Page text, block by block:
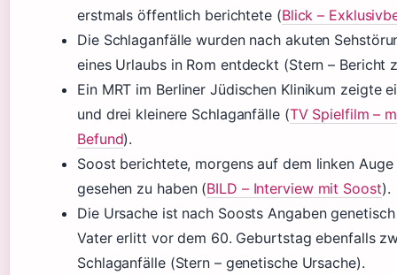
erstmals öffentlich berichtete (Blick –
Die Schlaganfälle wurden nach akuten
eines Urlaubs in Rom entdeckt (Stern – Bericht
Ein MRT im Berliner Jüdischen Klinikum zeigte
und drei kleinere Schlaganfälle (TV Spielfilm –
Befund).
Soost berichtete, morgens auf dem linken
gesehen zu haben (BILD – Interview mit Soost).
Die Ursache ist nach Soosts Angaben
Vater erlitt vor dem 60. Geburtstag ebenfalls
Schlaganfälle (Stern – genetische Ursache).